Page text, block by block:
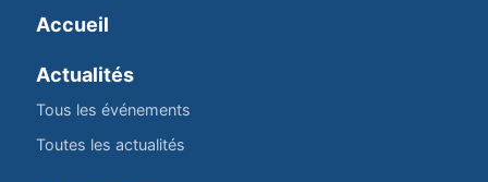
Accueil
Actualités
Tous les événements
Toutes les actualités